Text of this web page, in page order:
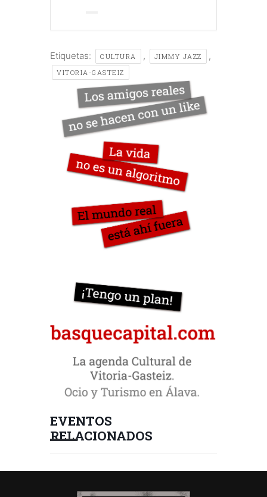
Etiquetas: CULTURA , JIMMY JAZZ ,
VITORIA-GASTEIZ
EVENTOS
RELACIONADOS